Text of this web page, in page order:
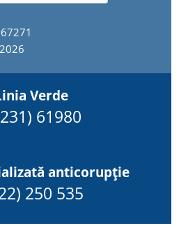
Verde
61980
anticorupție
250 535